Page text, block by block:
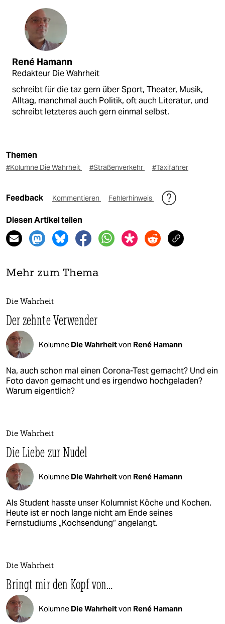
René Hamann
Redakteur Die Wahrheit
schreibt für die taz gern über Sport, Theater, Musik,
Alltag, manchmal auch Politik, oft auch Literatur, und
schreibt letzteres auch gern einmal selbst.
Themen
#Kolumne Die Wahrheit #Straßenverkehr #Taxifahrer
Feedback Kommentieren Fehlerhinweis
Diesen Artikel teilen
Mehr zum Thema
Die Wahrheit
Der zehnte Verwender
Kolumne Die Wahrheitvon René Hamann
Na, auch schon mal einen Corona-Test gemacht? Und ein
Foto davon gemacht und es irgendwo hochgeladen?
Warum eigentlich?
Die Wahrheit
Die Liebe zur Nudel
Kolumne Die Wahrheitvon René Hamann
Als Student hasste unser Kolumnist Köche und Kochen.
Heute ist er noch lange nicht am Ende seines
Fernstudiums „Kochsendung“ angelangt.
Die Wahrheit
Bringt mir den Kopf von...
Kolumne Die Wahrheitvon René Hamann